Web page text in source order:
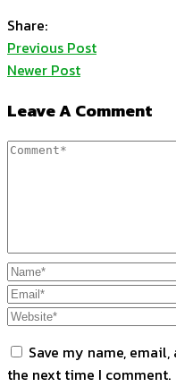
Share:
Previous Post
Newer Post
Leave A Comment
Save my name,
the next time I comment.